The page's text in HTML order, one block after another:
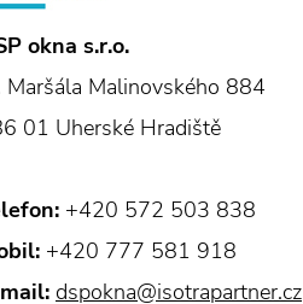
okna s.r.o.
Maršála Malinovského 884
01 Uherské Hradiště
+420 572 503 838
+420 777 581 918
dspokna@isotrapartner.cz